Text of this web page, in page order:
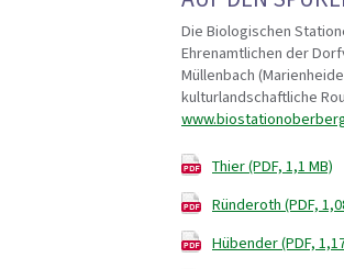
Die Biologischen
Ehrenamtlichen der
Müllenbach
kulturlandschaftliche
Thier (PDF, 1,1 MB)
Ründeroth (PDF,
Hübender (PDF,